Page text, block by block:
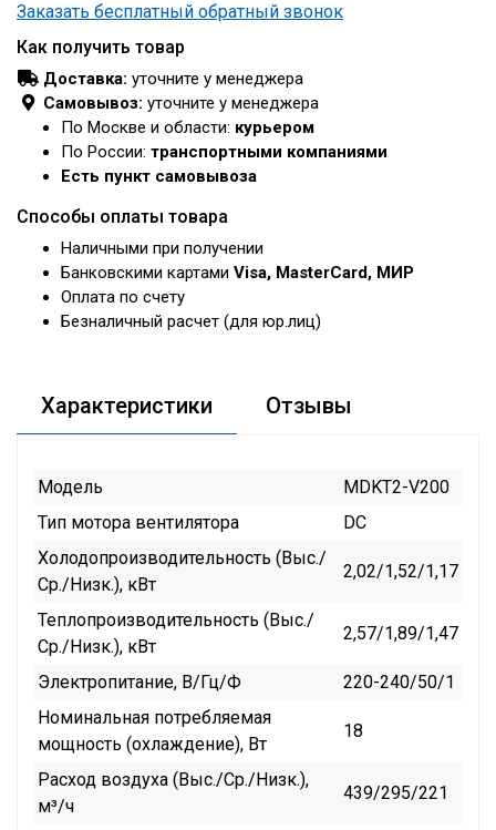
Заказать бесплатный обратный звонок
Как получить товар
Доставка: уточните у менеджера
Самовывоз: уточните у менеджера
По Москве и области: курьером
По России: транспортными компаниями
Есть пункт самовывоза
Способы оплаты товара
Наличными при получении
Банковскими картами Visa, MasterCard, МИР
Оплата по счету
Безналичный расчет (для юр.лиц)
Характеристики Отзывы
Модель
MDKT2-V200
Тип мотора вентилятора
DC
Холодопроизводительность (Выс./
Ср./Низк.), кВт
2,02/1,52/1,17
Теплопроизводительность (Выс./
Ср./Низк.), кВт
2,57/1,89/1,47
Электропитание, В/Гц/Ф
220-240/50/1
Номинальная потребляемая
мощность (охлаждение), Вт
18
Расход воздуха (Выс./Ср./Низк.),
м³/ч
439/295/221